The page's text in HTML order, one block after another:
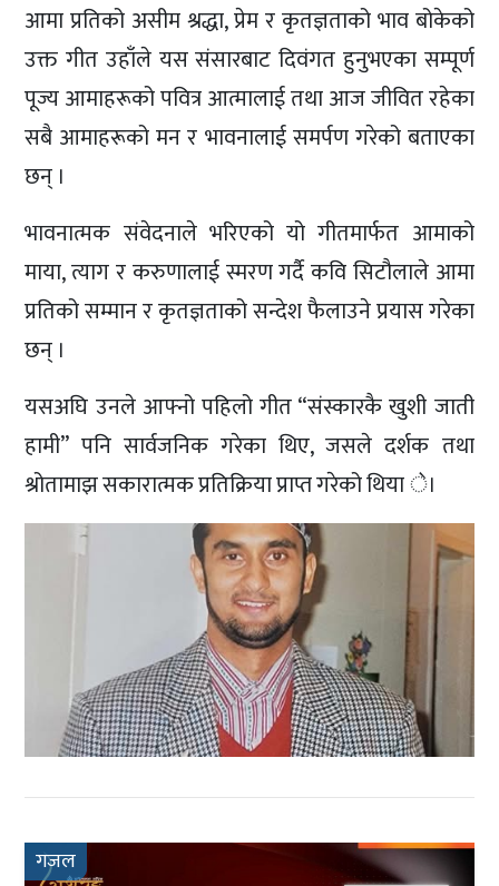
आमा प्रतिको असीम श्रद्धा, प्रेम र कृतज्ञताको भाव बोकेको
उक्त गीत उहाँले यस संसारबाट दिवंगत हुनुभएका सम्पूर्ण
पूज्य आमाहरूको पवित्र आत्मालाई तथा आज जीवित रहेका
सबै आमाहरूको मन र भावनालाई समर्पण गरेको बताएका
छन् ।
भावनात्मक संवेदनाले भरिएको यो गीतमार्फत आमाको
माया, त्याग र करुणालाई स्मरण गर्दै कवि सिटौलाले आमा
प्रतिको सम्मान र कृतज्ञताको सन्देश फैलाउने प्रयास गरेका
छन् ।
यसअघि उनले आफ्नो पहिलो गीत “संस्कारकै खुशी जाती
हामी” पनि सार्वजनिक गरेका थिए, जसले दर्शक तथा
श्रोतामाझ सकारात्मक प्रतिक्रिया प्राप्त गरेको थिया े।
गजल